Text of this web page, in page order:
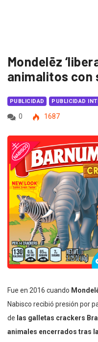
Mondelēz
animalitos con
PUBLICIDAD PUBLICIDAD
0
1687
Fue en 2016 cuando
Nabisco recibió presión por
de las galletas crackers
animales encerrados tras